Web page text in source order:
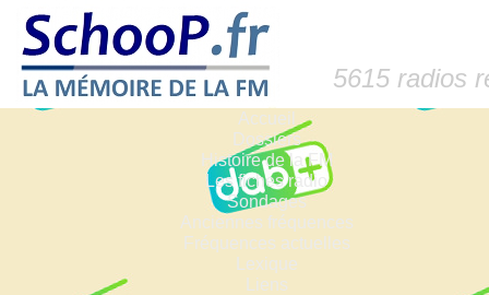
5615 radios
Accueil
Dossiers
Histoire de la FM
Les fiches radio
Sondages
Anciennes fréquences
Fréquences actuelles
Lexique
Liens